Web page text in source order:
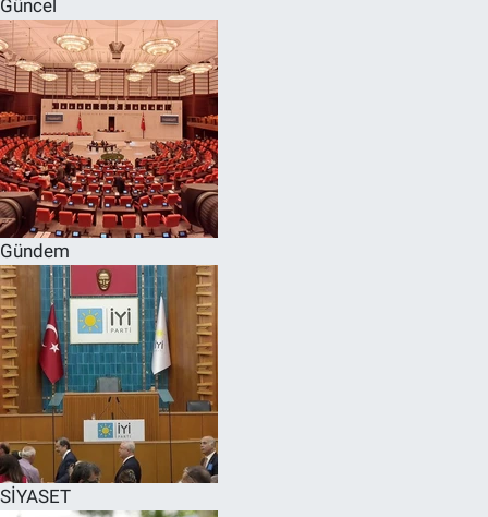
Güncel
Gündem
SİYASET
SPOR
RESMİ İLANLAR